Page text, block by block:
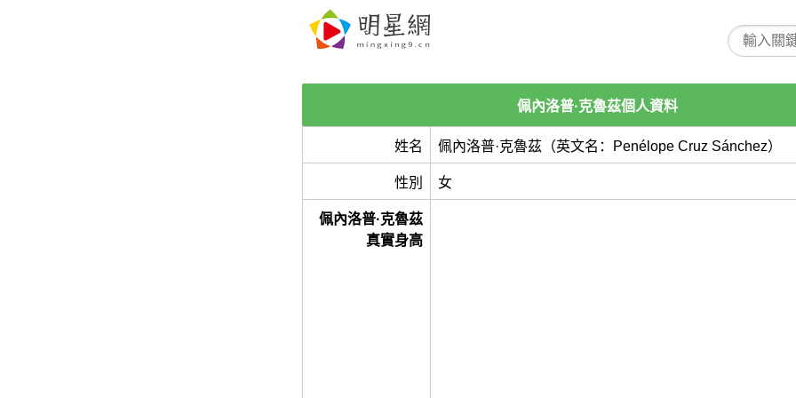
佩內洛普·克魯茲個人資料
姓名 佩內洛普·克魯茲（英文名：Penélope Cruz Sánchez）
性別 女
佩內洛普·克魯茲
真實身高